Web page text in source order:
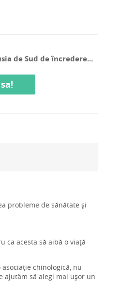
de Sud de încredere...
probleme de sănătate și
ca acesta să aibă o viață
chinologică, nu
ajutăm să alegi mai ușor un